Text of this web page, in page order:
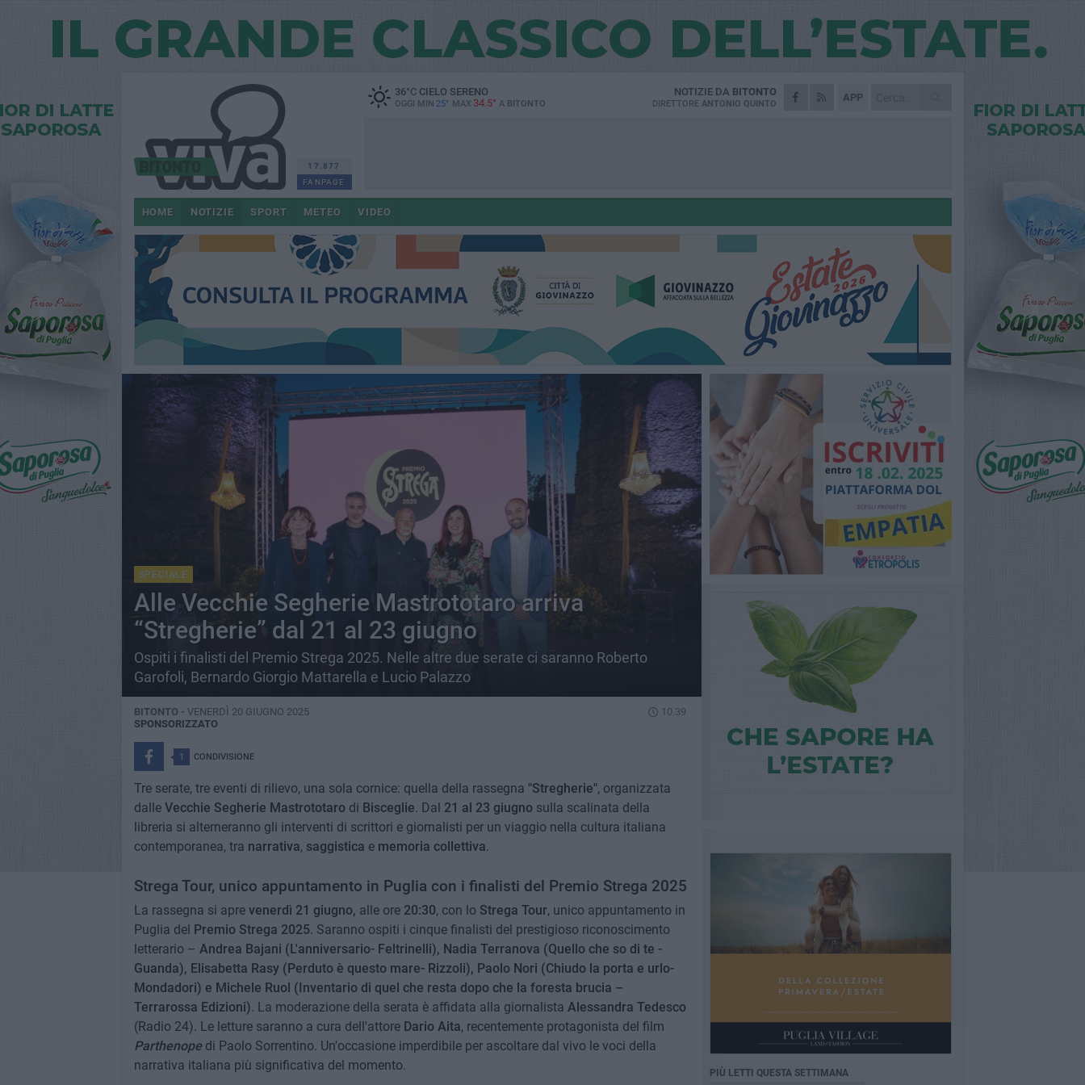
17.877
FANPAGE
36°CCIELO SERENO
OGGI MIN 25° MAX 34.5° A BITONTO
APP
NOTIZIE DA BITONTO
DIRETTORE ANTONIO QUINTO
HOME NOTIZIE SPORT METEO VIDEO
SPECIALE
Alle Vecchie Segherie Mastrototaro arriva
“Stregherie” dal 21 al 23 giugno
Ospiti i finalisti del Premio Strega 2025. Nelle altre due serate ci saranno Roberto
Garofoli, Bernardo Giorgio Mattarella e Lucio Palazzo
BITONTO - VENERDÌ 20 GIUGNO 2025
10.39
SPONSORIZZATO
1 CONDIVISIONE
Tre serate, tre eventi di rilievo, una sola cornice: quella della rassegna "Stregherie", organizzata
dalle Vecchie Segherie Mastrototarodi Bisceglie. Dal 21 al 23 giugnosulla scalinata della
libreria si alterneranno gli interventi di scrittori e giornalisti per un viaggio nella cultura italiana
contemporanea, tra narrativa, saggistica e memoria collettiva.
Strega Tour, unico appuntamento in Puglia con i finalisti del Premio Strega 2025
La rassegna si apre venerdì 21 giugno, alle ore 20:30, con lo Strega Tour, unico appuntamento in
Puglia del Premio Strega 2025. Saranno ospiti i cinque finalisti del prestigioso riconoscimento
letterario – Andrea Bajani (L'anniversario- Feltrinelli), Nadia Terranova (Quello che so di te -
Guanda), Elisabetta Rasy (Perduto è questo mare- Rizzoli), Paolo Nori (Chiudo la porta e urlo-
Mondadori) e Michele Ruol (Inventario di quel che resta dopo che la foresta brucia –
Terrarossa Edizioni). La moderazione della serata è affidata alla giornalista Alessandra Tedesco
(Radio 24). Le letture saranno a cura dell'attore Dario Aita, recentemente protagonista del film
Parthenopedi Paolo Sorrentino. Un'occasione imperdibile per ascoltare dal vivo le voci della
narrativa italiana più significativa del momento.
PIÙ LETTI QUESTA SETTIMANA